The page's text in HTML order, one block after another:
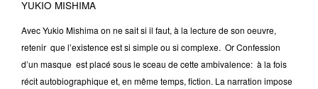
YUKIO MISHIMA
Avec Yukio Mishima on ne sait si il faut, à la lecture de son oeuvre,
retenir que l’existence est si simple ou si complexe. Or Confession
d’un masque est placé sous le sceau de cette ambivalence: à la fois
récit autobiographique et, en même temps, fiction. La narration impose